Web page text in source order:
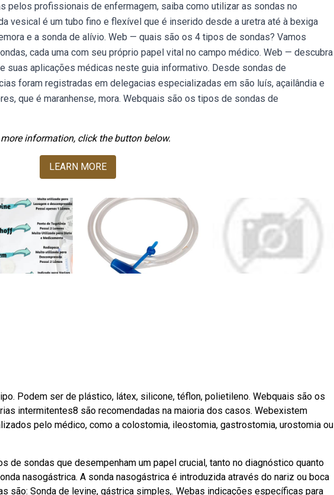
pelos profissionais de enfermagem, saiba como utilizar as sondas no
vesical é um tubo fino e flexível que é inserido desde a uretra até à bexiga
e a sonda de alívio. Web — quais são os 4 tipos de sondas? Vamos
cada uma com seu próprio papel vital no campo médico. Web — descubra
aplicações médicas neste guia informativo. Desde sondas de
foram registradas em delegacias especializadas em são luís, açailândia e
que é maranhense, mora. Webquais são os tipos de sondas de
information, click the button below.
LEARN MORE
Podem ser de plástico, látex, silicone, téflon, polietileno. Webquais são os
intermitentes8 são recomendadas na maioria dos casos. Webexistem
pelo médico, como a colostomia, ileostomia, gastrostomia, urostomia ou
de sondas que desempenham um papel crucial, tanto no diagnóstico quanto
nasogástrica. A sonda nasogástrica é introduzida através do nariz ou boca
são: Sonda de levine, gástrica simples,. Webas indicações específicas para